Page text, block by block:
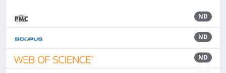
ND
ND
ND